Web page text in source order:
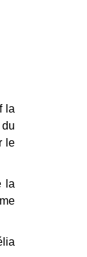
la
le
la